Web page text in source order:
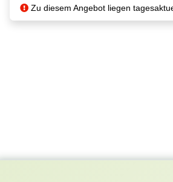
Zu diesem Angebot liegen